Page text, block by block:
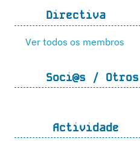
Directiva
Ver todos os membros
Soci@s / Otros
Actividade